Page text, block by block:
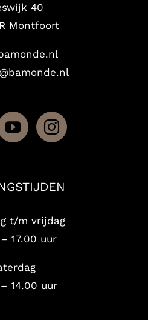
40
Montfoort
t/m vrijdag
17.00 uur
14.00 uur